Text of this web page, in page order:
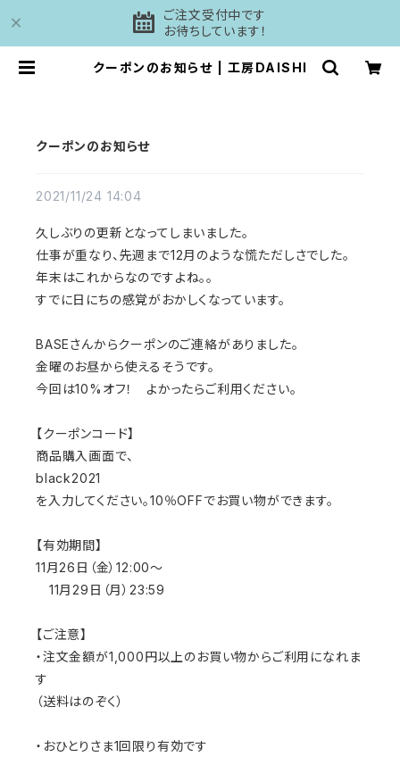
ご注文受付中です
お待ちしています！
クーポンのお知らせ | 工房DAISHI
クーポンのお知らせ
2021/11/24 14:04
久しぶりの更新となってしまいました。
仕事が重なり、先週まで12月のような慌ただしさでした。
年末はこれからなのですよね。。
すでに日にちの感覚がおかしくなっています。
BASEさんからクーポンのご連絡がありました。
金曜のお昼から使えるそうです。
今回は10%オフ！ よかったらご利用ください。
【クーポンコード】
商品購入画面で、
black2021
を入力してください。10％OFFでお買い物ができます。
【有効期間】
11月26日（金）12:00〜
11月29日（月）23:59
【ご注意】
・注文金額が1,000円以上のお買い物からご利用になれま
す
（送料はのぞく）
・おひとりさま1回限り有効です